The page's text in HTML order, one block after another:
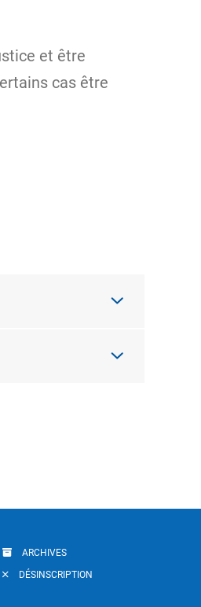
et être
cas être
ARCHIVES
DÉSINSCRIPTION